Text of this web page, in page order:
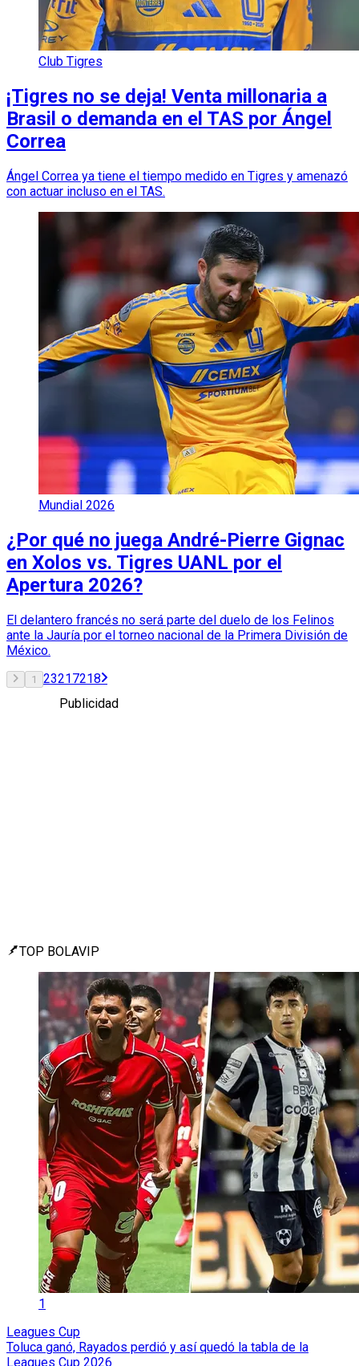
Club Tigres
¡Tigres no se deja! Venta millonaria a
Brasil o demanda en el TAS por Ángel
Correa
Ángel Correa ya tiene el tiempo medido en Tigres y amenazó
con actuar incluso en el TAS.
Mundial 2026
¿Por qué no juega André-Pierre Gignac
en Xolos vs. Tigres UANL por el
Apertura 2026?
El delantero francés no será parte del duelo de los Felinos
ante la Jauría por el torneo nacional de la Primera División de
México.
1 23217218
Publicidad
TOP BOLAVIP
1
Leagues Cup
Toluca ganó, Rayados perdió y así quedó la tabla de la
Leagues Cup 2026